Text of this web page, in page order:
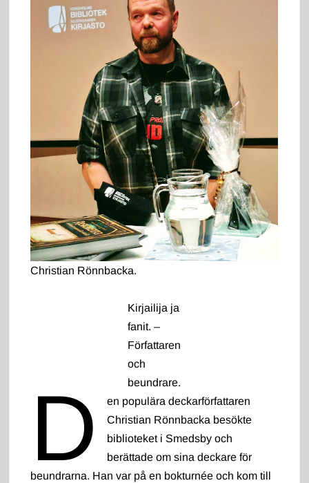
Christian Rönnbacka.
Kirjailija ja
fanit. –
Författaren
och
beundrare.
D
en populära deckarförfattaren
Christian Rönnbacka besökte
biblioteket i Smedsby och
berättade om sina deckare för
beundrarna. Han var på en bokturnée och kom till